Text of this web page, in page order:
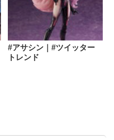
#アサシン｜#ツイッター
トレンド